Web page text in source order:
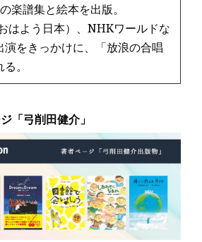
楽譜集と絵本を出版。
はよう日本）、NHKワールドな
演をきっかけに、「放浪の合唱
。
「弓削田健介」